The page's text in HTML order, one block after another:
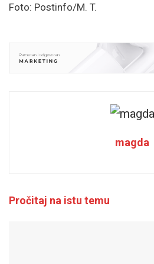
Foto: Postinfo/M. T.
magda
Pročitaj na istu temu